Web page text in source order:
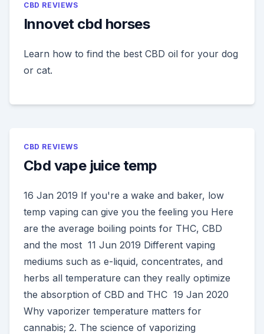
CBD REVIEWS
Innovet cbd horses
Learn how to find the best CBD oil for your dog
or cat.
CBD REVIEWS
Cbd vape juice temp
16 Jan 2019 If you're a wake and baker, low
temp vaping can give you the feeling you Here
are the average boiling points for THC, CBD
and the most 11 Jun 2019 Different vaping
mediums such as e-liquid, concentrates, and
herbs all temperature can they really optimize
the absorption of CBD and THC 19 Jan 2020
Why vaporizer temperature matters for
cannabis; 2. The science of vaporizing